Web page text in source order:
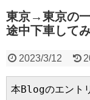
東京→東京の
途中下車して
2023/3/12
本Blogのエント